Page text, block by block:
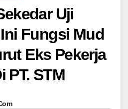
Uji
Fungsi Mud
Eks Pekerja
PT. STM